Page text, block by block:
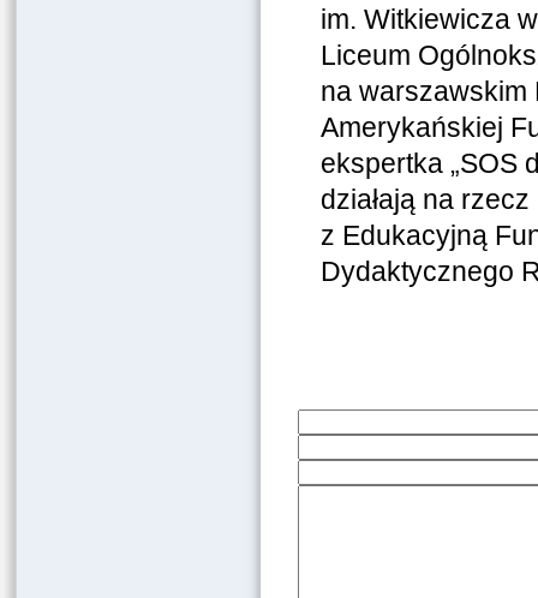
im. Witkiewicza
Liceum
na warszawskim
Amerykańskiej
ekspertka „SOS
działają na
z Edukacyjną
Dydaktycznego